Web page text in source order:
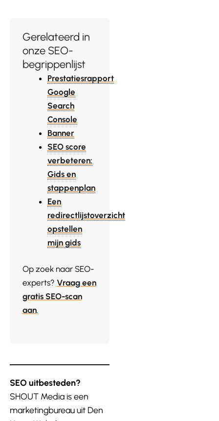
Gerelateerd in
onze SEO-
begrippenlijst
Prestatiesrapport
Google
Search
Console
Banner
SEO score
verbeteren:
Gids en
stappenplan
Een
redirectlijstoverzicht
opstellen
mijn gids
Op zoek naar SEO-
experts? Vraag een
gratis SEO-scan
aan.
SEO uitbesteden?
SHOUT Media is een
marketingbureau uit Den